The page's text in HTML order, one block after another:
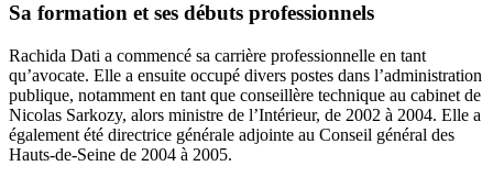
Sa formation et ses débuts professionnels
Rachida Dati a commencé sa carrière professionnelle en tant
qu’avocate. Elle a ensuite occupé divers postes dans l’administration
publique, notamment en tant que conseillère technique au cabinet de
Nicolas Sarkozy, alors ministre de l’Intérieur, de 2002 à 2004. Elle a
également été directrice générale adjointe au Conseil général des
Hauts-de-Seine de 2004 à 2005.